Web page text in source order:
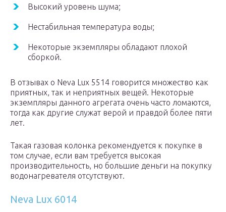
Высокий уровень шума;
Нестабильная температура воды;
Некоторые экземпляры обладают плохой
сборкой.
В отзывах о Neva Lux 5514 говорится множество как
приятных, так и неприятных вещей. Некоторые
экземпляры данного агрегата очень часто ломаются,
тогда как другие служат верой и правдой более пяти
лет.
Такая газовая колонка рекомендуется к покупке в
том случае, если вам требуется высокая
производительность, но большие деньги на покупку
водонагревателя отсутствуют.
Neva Lux 6014